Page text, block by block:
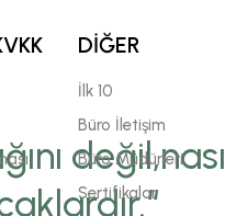
değil,nasıl
DİĞER
İlk 10
Büro İletişim
Büro Müdürleri
Sertifikalar